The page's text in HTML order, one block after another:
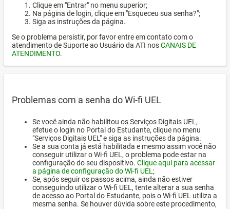
Clique em "Entrar" no menu superior;
Na página de login, clique em "Esqueceu sua senha?";
Siga as instruções da página.
Se o problema persistir, por favor entre em contato com o
atendimento de Suporte ao Usuário da ATI nosCANAIS DE
ATENDIMENTO.
Problemas com a senha do Wi-fi UEL
Se você ainda não habilitou os Serviços Digitais UEL,
efetue o login no Portal do Estudante, clique no menu
"Serviços Digitais UEL" e siga as instruções da página.
Se a sua conta já está habilitada e mesmo assim você não
conseguir utilizar o Wi-fi UEL, o problema pode estar na
configuração do seu dispositivo. Clique aqui para acessar
a página de configuração do Wi-fi UEL ;
Se, após seguir os passos acima, ainda não estiver
conseguindo utilizar o Wi-fi UEL, tente alterar a sua senha
de acesso ao Portal do Estudante, pois o Wi-fi UEL utiliza a
mesma senha. Se houver dúvida sobre este procedimento,